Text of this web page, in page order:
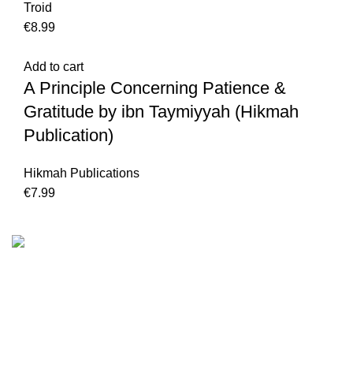
Troid
€
Add to cart
A Principle Concerning Patience &
Gratitude by ibn Taymiyyah (Hikmah
Publication)
Hikmah Publications
€